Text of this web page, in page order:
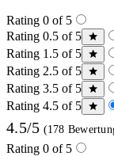
Rating 0 of 5
Rating 0.5 of 5
Rating 1.5 of 5
Rating 2.5 of 5
Rating 3.5 of 5
Rating 4.5 of 5
4.5/5 (178
Rating 0 of 5